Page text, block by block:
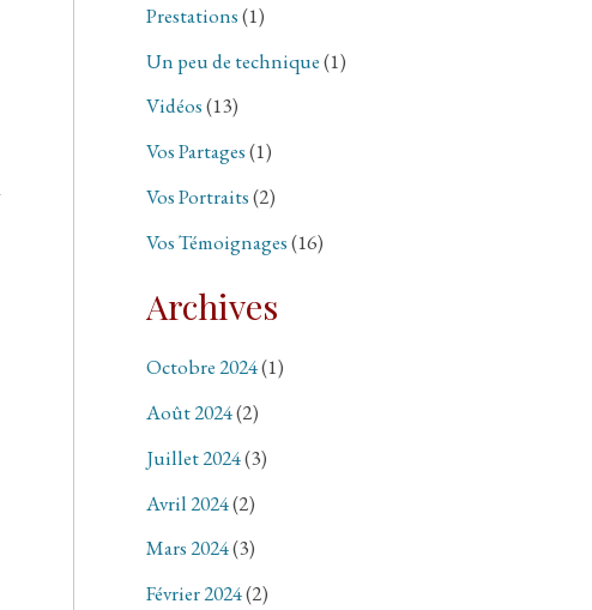
Prestations(1)
Un peu de technique(1)
Vidéos(13)
Vos Partages(1)
Vos Portraits(2)
Vos Témoignages(16)
Archives
Octobre 2024(1)
Août 2024(2)
Juillet 2024(3)
Avril 2024(2)
Mars 2024(3)
Février 2024(2)